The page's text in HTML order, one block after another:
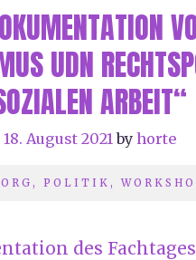
UDN
ARBEIT“
18. August 2021 by horte
, POLITIK ,
des